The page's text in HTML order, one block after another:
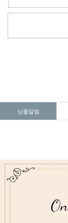
상품알림